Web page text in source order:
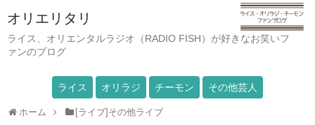
オリエリタリ
ライス、オリエンタルラジオ（RADIO FISH）が好きなお笑いフ
ァンのブログ
ライス オリラジ チーモン その他芸人
ホーム [ライブ]その他ライブ